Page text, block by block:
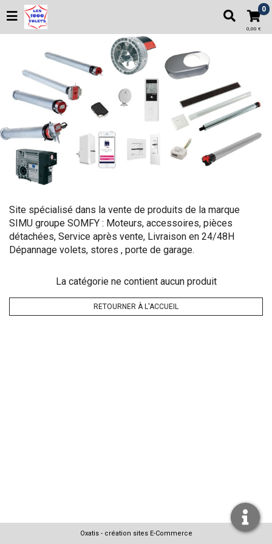
0
0,00 €
Site spécialisé dans la vente de produits de la marque
SIMU groupe SOMFY : Moteurs, accessoires, pièces
détachées, Service après vente, Livraison en 24/48H
Dépannage volets, stores , porte de garage.
La catégorie ne contient aucun produit
RETOURNER À L'ACCUEIL
Oxatis - création sites E-Commerce